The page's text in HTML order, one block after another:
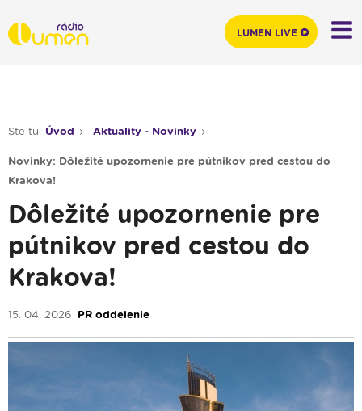
Ste tu: Úvod Aktuality - Novinky
Novinky: Dôležité upozornenie pre pútnikov pred cestou do
Krakova!
Dôležité upozornenie pre
pútnikov pred cestou do
Krakova!
15. 04. 2026 PR oddelenie
LUMEN LIVE